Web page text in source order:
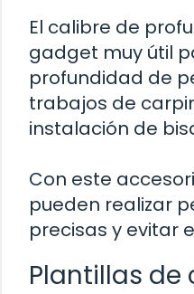
El calibre de
gadget muy útil
profundidad de
trabajos de
instalación de
Con este
pueden realizar
precisas y evitar
Plantillas de